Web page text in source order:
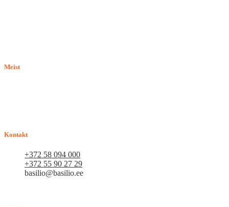
Meist
Kontakt
+372 58 094 000
+372 55 90 27 29
basilio@basilio.ee